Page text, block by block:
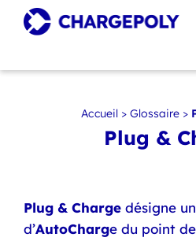
Accueil> Glossaire >
Plug &
Plug & Charge désigne
d’AutoCharge du point